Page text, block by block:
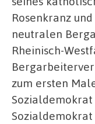
Rosenkranz
neutralen
Rheinisch-
zum ersten